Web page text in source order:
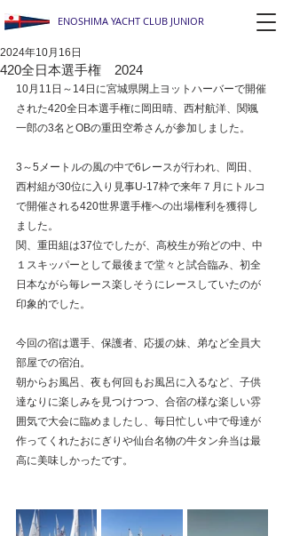
ENOSHIMA YACHT CLUB JUNIOR
420全日本選手権 2024
2024年10月16日
10月11日～14日に宮城県閖上ヨットハーバーで開催
された420全日本選手権に岡田晴、西村航洋、関颯
一郎の3名とOBの重田空希さんが参加しました。
3～5メートルの風の中で6レースが行われ、岡田、
西村組が30位に入り見事U-17枠で来年７月にトルコ
で開催される420世界選手権への出場権利を獲得し
ました。
関、重田組は37位でしたが、高校生が殆どの中、中
１スキッパーとして最後まで堂々と試合臨み、初全
日本ながら毎レース楽しそうにレースしていたのが
印象的でした。
今回の宿は選手、保護者、応援の妹、弟など全員大
部屋での宿泊。
朝からお風呂、夜も何回もお風呂に入るなど、子供
達なりに楽しみを見つけつつ、合宿の様な楽しい雰
囲気で大会に臨めましたし、毎日忙しい中で母達が
作ってくれたおにぎりや仙台名物の牛タン弁当は最
高に美味しかったです。